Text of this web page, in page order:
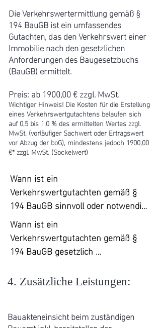
oder nicht vorliegende, jedoch zur
Bewertung relevante Unterlagen bei
einem persönlichen Termin zur
Bauakteneinsicht (Bauamt/Archiv)
ein. Diese Unterlagen werden Ihnen
Immobilienbewertung in digitaler
Form per Email zugesandt.
5. Marktanalyse:
Basierend auf lokalen Marktdaten
führen wir eine Marktanalyse durch.
6. Kurzbewertung:
Anhand der gesammelten
Informationen erstellen wir für Sie
die gewünschte, fundierte
Kurzbewertung anhand eines
Sachwert, - Ertragswert, - oder
Vergleichswertverfahrens. Das
Immobilientyp und Nutzung korrekt
Die Verkehrswertermittlung gemäß §
194 BauGB ist ein umfassendes
Gutachten, das den Verkehrswert einer
Immobilie nach den gesetzlichen
Anforderungen des Baugesetzbuchs
(BauGB) ermittelt.
Preis: ab 1900,00 € zzgl. MwSt.
Wichtiger Hinweis! Die Kosten für die Erstellung
eines Verkehrswertgutachtens belaufen sich
auf 0,5 bis 1,0 % des ermittelten Wertes zzgl.
MwSt. (vorläufiger Sachwert oder Ertragswert
vor Abzug der boG), mindestens jedoch 1900,00
€* zzgl. MwSt. (Sockelwert)
Wann ist ein
Verkehrswertgutachten gemäß §
194 BauGB sinnvoll oder notwendig?
1. Verkauf von Grundstücken:
Bei Verkaufsabsicht, um einen
marktgerechten Verkaufspreis zu
Zur Feststellung des Verkehrswerts
Wann ist ein
Verkehrswertgutachten gemäß §
194 BauGB gesetzlich
1.Enteignung:
Eingriff in das Privateigentum durch
4. Zusätzliche Leistungen:
Bauakteneinsicht beim zuständigen